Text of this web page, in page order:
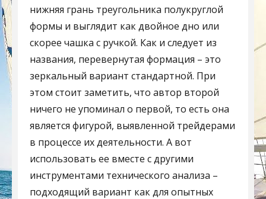
нижняя грань треугольника полукруглой
формы и выглядит как двойное дно или
скорее чашка с ручкой. Как и следует из
названия, перевернутая формация – это
зеркальный вариант стандартной. При
этом стоит заметить, что автор второй
ничего не упоминал о первой, то есть она
является фигурой, выявленной трейдерами
в процессе их деятельности. А вот
использовать ее вместе с другими
инструментами технического анализа –
подходящий вариант как для опытных